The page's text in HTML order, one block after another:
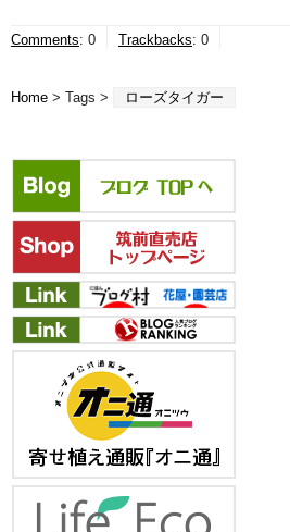
Comments: 0 Trackbacks: 0
Home > Tags > ローズタイガー